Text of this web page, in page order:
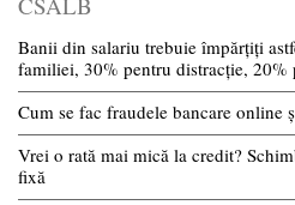
Banii din salariu trebuie împărțiți
familiei, 30% pentru distracție, 20%
Cum se fac fraudele bancare online
Vrei o rată mai mică la credit?
fixă